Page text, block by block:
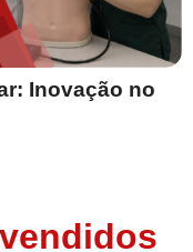
Inovação no